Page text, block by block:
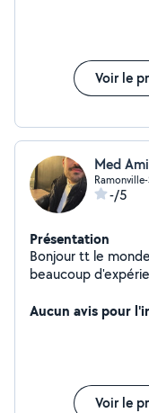
Voir le
Med
-/5
Présentation
Bonjour tt le
beaucoup
accepter des
Aucun avis pour
Voir le